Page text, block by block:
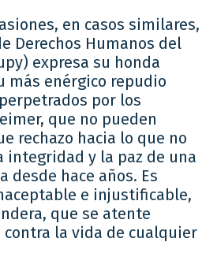
en casos similares,
Derechos Humanos del
expresa su honda
más enérgico repudio
por los
que no pueden
rechazo hacia lo que no
integridad y la paz de una
desde hace años. Es
e injustificable,
que se atente
la vida de cualquier